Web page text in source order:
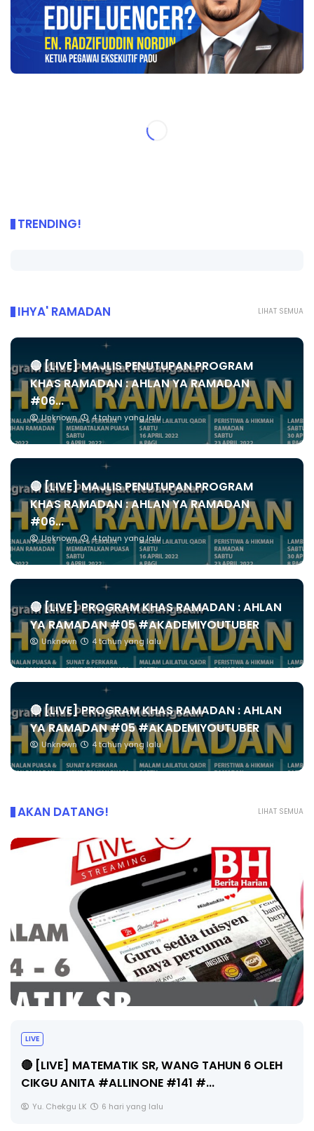
TRENDING!
LIHAT SEMUA
IHYA' RAMADAN
🔴 [LIVE] MAJLIS PENUTUPAN PROGRAM
KHAS RAMADAN : AHLAN YA RAMADAN
#06...
Unknown 4 tahun yang lalu
🔴 [LIVE] MAJLIS PENUTUPAN PROGRAM
KHAS RAMADAN : AHLAN YA RAMADAN
#06...
Unknown 4 tahun yang lalu
🔴 [LIVE] PROGRAM KHAS RAMADAN : AHLAN
YA RAMADAN #05 #AKADEMIYOUTUBER
Unknown 4 tahun yang lalu
🔴 [LIVE] PROGRAM KHAS RAMADAN : AHLAN
YA RAMADAN #05 #AKADEMIYOUTUBER
Unknown 4 tahun yang lalu
LIHAT SEMUA
AKAN DATANG!
Sejarah Tingkatan 4
Unknown 6 hari yang lalu